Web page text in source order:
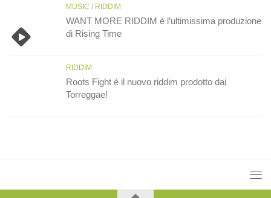
MUSIC / RIDDIM
WANT MORE RIDDIM è l’ultimissima produzione
di Rising Time
RIDDIM
Roots Fight è il nuovo riddim prodotto dai
Torreggae!